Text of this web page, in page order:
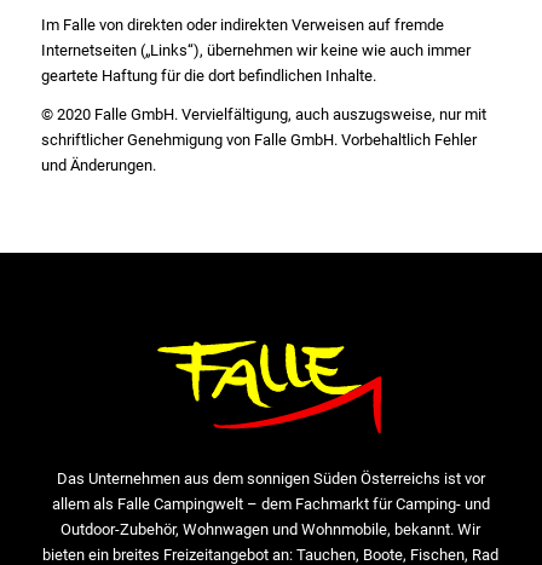
Im Falle von direkten oder indirekten Verweisen auf fremde
Internetseiten („Links“), übernehmen wir keine wie auch immer
geartete Haftung für die dort befindlichen Inhalte.
© 2020 Falle GmbH. Vervielfältigung, auch auszugsweise, nur mit
schriftlicher Genehmigung von Falle GmbH. Vorbehaltlich Fehler
und Änderungen.
Das Unternehmen aus dem sonnigen Süden Österreichs ist vor
allem als Falle Campingwelt – dem Fachmarkt für Camping- und
Outdoor-Zubehör, Wohnwagen und Wohnmobile, bekannt. Wir
bieten ein breites Freizeitangebot an: Tauchen, Boote, Fischen, Rad